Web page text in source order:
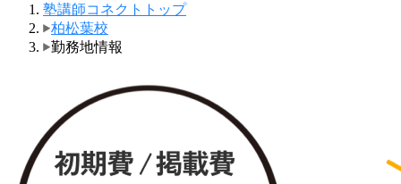
塾講師コネクトトップ
柏松葉校
勤務地情報